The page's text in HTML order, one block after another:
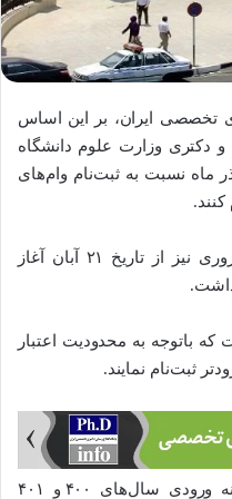
تخصصی ایران، بر این اساس
دکتری وزارت علوم دانشگاه
مدرس می‌توانند تا تاریخ ۱۱ آذر ماه نسبت به ثبت‌نام وام‌های
همچنین مهلت ثبت‌نام برای وام ضروری نیز از تاریخ ۲۱ آبان آغاز
که باتوجه به محدودیت اعتبار
ثبت‌نام نمایند.
دانشجویان کارشناسی ارشد روزانه ورودی سال‌های ۴۰۰ و ۴۰۱